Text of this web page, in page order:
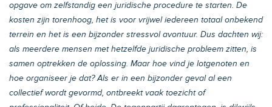
opgave om zelfstandig een juridische procedure te starten. De
kosten zijn torenhoog, het is voor vrijwel iedereen totaal onbekend
terrein en het is een bijzonder stressvol avontuur. Dus dachten wij:
als meerdere mensen met hetzelfde juridische probleem zitten, is
samen optrekken de oplossing. Maar hoe vind je lotgenoten en
hoe organiseer je dat? Als er in een bijzonder geval al een
collectief wordt gevormd, ontbreekt vaak toezicht of